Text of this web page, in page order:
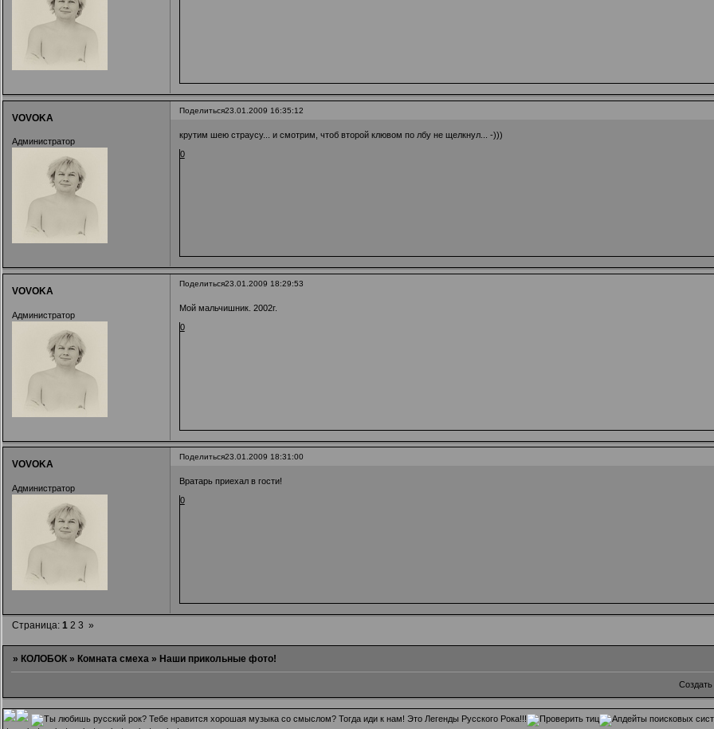
Поделиться23.01.2009 16:35:12
VOVOKA
Администратор
крутим шею страусу... и смотрим, чтоб второй клювом по лбу не щелкнул... -)))
0
Поделиться23.01.2009 18:29:53
VOVOKA
Администратор
Мой мальчишник. 2002г.
0
Поделиться23.01.2009 18:31:00
VOVOKA
Администратор
Вратарь приехал в гости!
0
Страница: 1 2 3 »
» КОЛОБОК » Комната смеха » Наши прикольные фото!